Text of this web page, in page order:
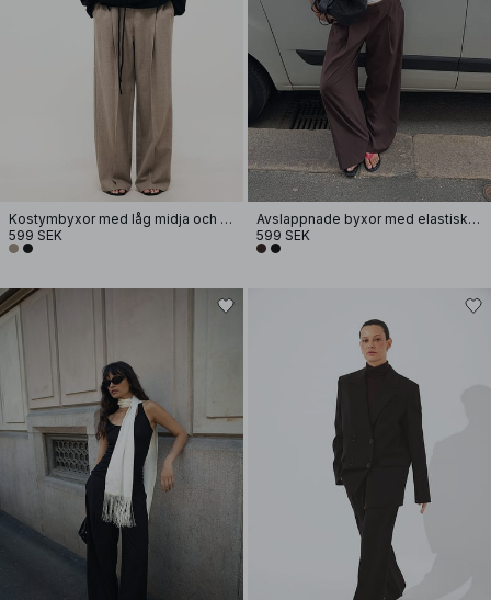
Kostymbyxor med låg midja och elastisk detalj
599 SEK
Avslappnade byxor med elastisk baksida
599 SEK